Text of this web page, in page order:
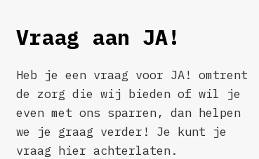
Vraag aan JA!
Heb je een vraag voor JA! omtrent
de zorg die wij bieden of wil je
even met ons sparren, dan helpen
we je graag verder! Je kunt je
vraag hier achterlaten.